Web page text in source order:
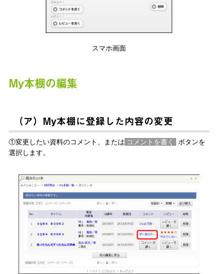
スマホ画面
My本棚の編集
（ア）My本棚に登録した内容の変更
①変更したい資料のコメント、または コメントを書く
ボタンを
選択します。